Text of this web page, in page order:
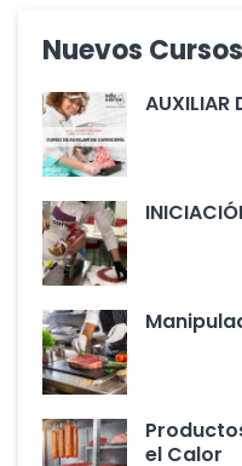
Nuevos Cursos
AUXILIAR
el Calor